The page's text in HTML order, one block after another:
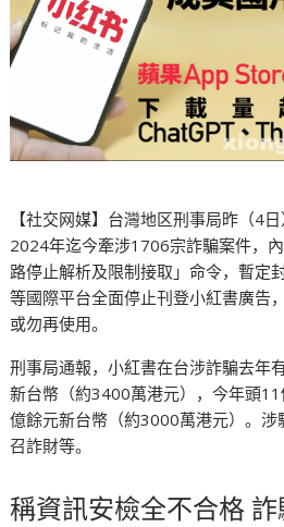
【社交网媒】台灣地区刑事局昨（4
2024年迄今牽涉1706宗詐騙案件，
路停止解析及限制接取」命令，暫定
等國際平台全面停止刊登小紅書廣告
或勿再使用。
刑事局通報，小紅書在台涉詐騙去年
新台幣（約3400萬港元），今年頭
億餘元新台幣（約3000萬港元）。
召詐財等。
稱資訊安檢全不合格